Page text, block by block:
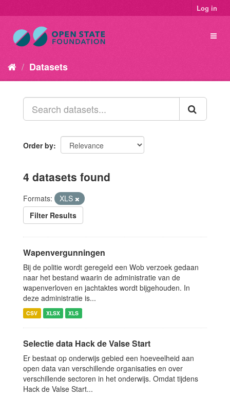
Log in
Datasets
Order by
4 datasets found
Formats:
XLS
Filter Results
Wapenvergunningen
Bij de politie wordt geregeld een Wob verzoek gedaan
naar het bestand waarin de administratie van de
wapenverloven en jachtaktes wordt bijgehouden. In
deze administratie is...
CSV XLSX XLS
Selectie data Hack de Valse Start
Er bestaat op onderwijs gebied een hoeveelheid aan
open data van verschillende organisaties en over
verschillende sectoren in het onderwijs. Omdat tijdens
Hack de Valse Start...